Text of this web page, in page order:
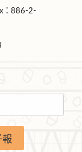
：886-2-